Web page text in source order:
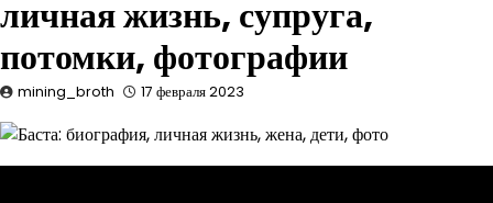
личная жизнь, супруга,
потомки, фотографии
mining_broth 17 февраля 2023